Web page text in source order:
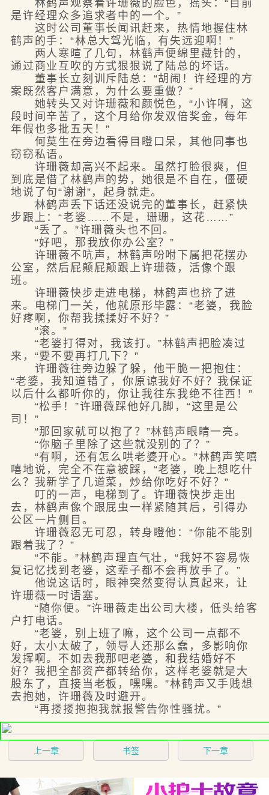
林鹤声观察着许珊薇的脸色，摇头：“目前
是许经理众多追求者中的一个。”
这时公司董事长闻讯赶来，热情地握住林
鹤声的手：“林总大驾光临，有失远迎啊！”
两人寒暄了几句，林鹤声便绵里藏针的，
通过商业互吹的方式狠狠说了陆总的坏话。
董事长立刻训斥陆总：“胡闹！许经理的方
案既然客户满意，为什么要重做？”
她转头又对许珊薇和颜悦色，“小许啊，这
段时间辛苦了，这个月给你发双倍奖金，每年
年假也多批五天！”
何莫生在旁边看得目瞪口呆，其他同事也
窃窃私语。
许珊薇却高兴不起来。虽然打脸很爽，但
到底是借了林鹤声的势，她很是不自在，僵硬
地说了句“谢谢”，起身就走。
林鹤声丢下话还没说完的董事长，赶紧快
步跟上：“老婆……不是，珊珊，这花……”
“丢了。”许珊薇头也不回。
“好吧，那我放你办公室？”
许珊薇不吭声，林鹤声吩咐下属把花摆办
公室，然后屁颠屁颠跟上许珊薇，活像个跟
班。
许珊薇快步走进电梯，林鹤声也挤了进
来。电梯门一关，他就原形毕露：“老婆，我脸
好疼啊，你帮我揉揉好不好？”
“滚。”
“老婆打得对，我该打。”林鹤声把脸凑过
来，“要不要再打几下？”
许珊薇往旁边躲了躲，他干脆一把抱住：
“老婆，我知道错了，你原谅我好不好？我保证
以后什么都听你的，你让我往东我绝不往西！”
“松手！”许珊薇踩他好几脚，“这里是公
司！”
“那回家就可以抱了？”林鹤声眼睛一亮。
“你脑子里除了这些就没别的了？”
“有啊，还有怎么哄老婆开心。”林鹤声笑嘻
嘻地说，完全不在意被踩，“老婆，晚上想吃什
么？我新学了几道菜，炒给你吃好不好？”
叮的一声，电梯到了。许珊薇快步走出
去，林鹤声像个跟屁虫一样紧随其后，引得办
公区一片侧目。
许珊薇忍无可忍，转身瞪他：“你能不能别
跟着我了？”
“不能。”林鹤声理直气壮，“我好不容易恢
复记忆找到老婆，这辈子都不会再放手了。”
他说这话时，眼神突然变得认真起来，让
许珊薇一时语塞。
“随你便。”许珊薇走出公司大楼，低头给客
户打电话。
“老婆，别上班了嘛，这个公司一点都不
好，太小太破了，领导人还那么蠢，多影响你
发挥啊。不如去我那吧老婆，和我结婚好不
好？我把全部资产都转给你，这样老婆就是大
股东了，直接当老板，嘿嘿。”林鹤声又手贱想
去抱她，许珊薇及时避开。
“再搂搂抱抱我就报警告你性骚扰。”
上一章 书签 下一章